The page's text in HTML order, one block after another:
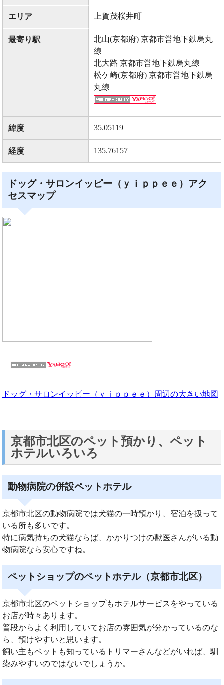
エリア 上賀茂桜井町
最寄り駅
北山(京都府) 京都市営地下鉄烏丸
線
北大路 京都市営地下鉄烏丸線
松ケ崎(京都府) 京都市営地下鉄烏
丸線
緯度 35.05119
経度 135.76157
ドッグ・サロンイッピー（ｙｉｐｐｅｅ）アク
セスマップ
ドッグ・サロンイッピー（ｙｉｐｐｅｅ）周辺の大きい地図
京都市北区のペット預かり、ペット
ホテルいろいろ
動物病院の併設ペットホテル
京都市北区の動物病院では犬猫の一時預かり、宿泊を扱って
いる所も多いです。
特に病気持ちの犬猫ならば、かかりつけの獣医さんがいる動
物病院なら安心ですね。
ペットショップのペットホテル（京都市北区）
京都市北区のペットショップもホテルサービスをやっている
お店が時々あります。
普段からよく利用していてお店の雰囲気が分かっているのな
ら、預けやすいと思います。
飼い主もペットも知っているトリマーさんなどがいれば、馴
染みやすいのではないでしょうか。